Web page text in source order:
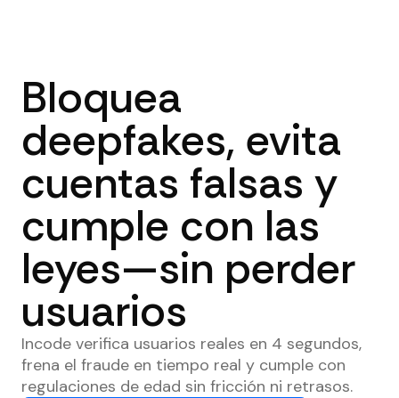
Bloquea
deepfakes, evita
cuentas falsas y
cumple con las
leyes—sin perder
usuarios
Incode verifica usuarios reales en 4 segundos,
frena el fraude en tiempo real y cumple con
regulaciones de edad sin fricción ni retrasos.